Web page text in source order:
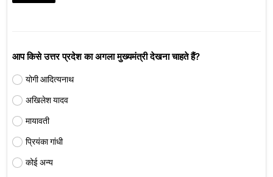
आप किसे उत्तर प्रदेश का अगला मुख्यमंत्री देखना चाहते हैं?
योगी आदित्यनाथ
अखिलेश यादव
मायावती
प्रियंका गांधी
कोई अन्य